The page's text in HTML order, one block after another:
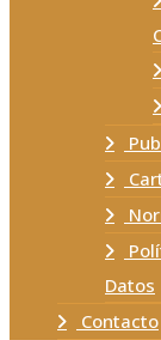
Datos
Contacto